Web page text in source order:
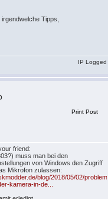
Tipps,
IP Logged
Print Post
friend:
muss man bei den
von Windows den Zugriff
Mikrofon zulassen:
blog/2018/05/02/
kamera-in-de...